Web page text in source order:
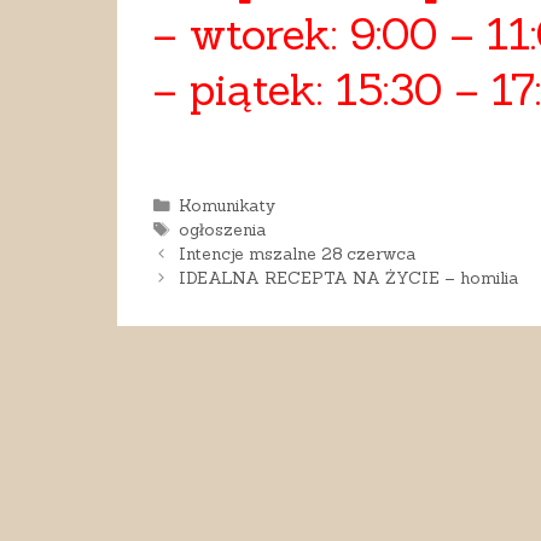
– wtorek: 9:00 –
– piątek: 15:30 –
Kategorie
Komunikaty
Tagi
ogłoszenia
Intencje mszalne 28 czerwca
IDEALNA RECEPTA NA ŻYCIE – homilia